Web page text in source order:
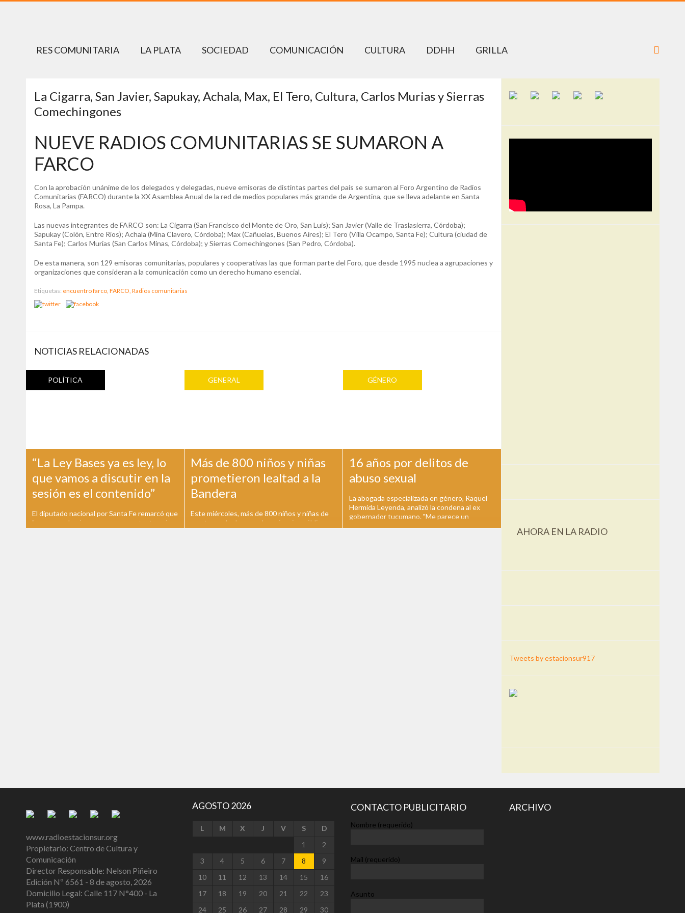
RES COMUNITARIA LA PLATA SOCIEDAD COMUNICACIÓN CULTURA DDHH GRILLA
La Cigarra, San Javier, Sapukay, Achala, Max, El Tero, Cultura, Carlos Murias y Sierras
Comechingones
NUEVE RADIOS COMUNITARIAS SE SUMARON A
FARCO
Con la aprobación unánime de los delegados y delegadas, nueve emisoras de distintas partes del país se sumaron al Foro Argentino de Radios
Comunitarias (FARCO) durante la XX Asamblea Anual de la red de medios populares más grande de Argentina, que se lleva adelante en Santa
Rosa, La Pampa.
Las nuevas integrantes de FARCO son: La Cigarra (San Francisco del Monte de Oro, San Luis); San Javier (Valle de Traslasierra, Córdoba);
Sapukay (Colón, Entre Ríos); Achala (Mina Clavero, Córdoba); Max (Cañuelas, Buenos Aires); El Tero (Villa Ocampo, Santa Fe); Cultura (ciudad de
Santa Fe); Carlos Murias (San Carlos Minas, Córdoba); y Sierras Comechingones (San Pedro, Córdoba).
De esta manera, son 129 emisoras comunitarias, populares y cooperativas las que forman parte del Foro, que desde 1995 nuclea a agrupaciones y
organizaciones que consideran a la comunicación como un derecho humano esencial.
Etiquetas: encuentro farco, FARCO, Radios comunitarias
NOTICIAS RELACIONADAS
POLÍTICA
“La Ley Bases ya es ley, lo
que vamos a discutir en la
sesión es el contenido”
El diputado nacional por Santa Fe remarcó que
"no se pueden incorporar nuevos textos ni
GENERAL
Más de 800 niños y niñas
prometieron lealtad a la
Bandera
Este miércoles, más de 800 niños y niñas de
cuarto grado de escuelas primarias públicas y
GÉNERO
16 años por delitos de
abuso sexual
La abogada especializada en género, Raquel
Hermida Leyenda, analizó la condena al ex
gobernador tucumano. "Me parece un
AHORA EN LA RADIO
Tweets by estacionsur917
www.radioestacionsur.org
Propietario: Centro de Cultura y
Comunicación
Director Responsable: Nelson Piñeiro
Edición Nº 6561 - 8 de agosto, 2026
Domicilio Legal: Calle 117 N°400 - La
Plata (1900)
AGOSTO 2026
L M X J V S
D
1
2
3
4 5 6 7 8
9
10
11 12 13 14 15
16
17
18 19 20 21 22
23
24
25 26 27 28 29 30
CONTACTO PUBLICITARIO
Nombre (requerido)
Mail (requerido)
Asunto
ARCHIVO